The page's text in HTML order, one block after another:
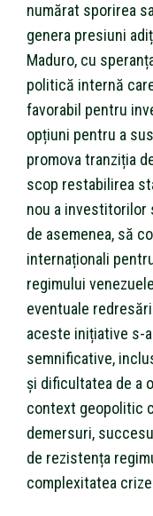
numărat sporirea
genera presiuni
Maduro, cu
politică internă
favorabil pentru
opțiuni pentru a
promova tranziția
scop restabilirea
nou a investitorilor
de asemenea, să
internaționali
regimului
eventuale
aceste inițiative s-
semnificative,
și dificultatea de a
context geopolitic
demersuri,
de rezistența
complexitatea